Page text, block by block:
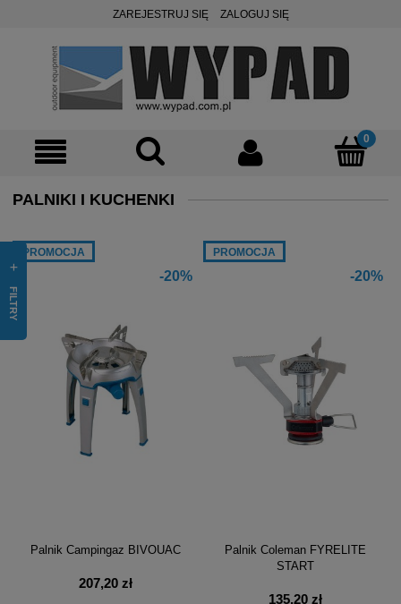
ZAREJESTRUJ SIĘ ZALOGUJ SIĘ
PALNIKI I KUCHENKI
-20%
Palnik Campingaz BIVOUAC
207,20 zł
PROMOCJA
-20%
Palnik Coleman FYRELITE
START
135,20 zł
PROMOCJA
FILTRY